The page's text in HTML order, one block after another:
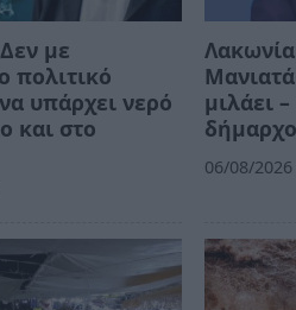
με
πολιτικό
υπάρχει νερό
και στο
μιλάει
06/08/